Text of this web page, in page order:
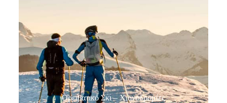
Ορειβατικό Σκι – Χιονοδρομίες​